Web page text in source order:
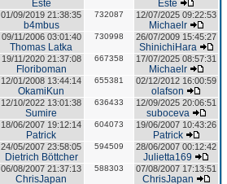
Este Este
01/09/2019 21:38:35
b4mbus
732087 12/07/2025 09:22:53
Michaelr
09/11/2006 03:01:40
Thomas Latka
730998 26/07/2009 15:45:27
ShinichiHara
19/11/2020 21:37:08
Floriboman
667358 17/07/2025 08:57:31
Michaelr
12/01/2008 13:44:14
OkamiKun
655381 02/12/2012 16:00:59
olafson
12/10/2022 13:01:38
Sumire
636433 12/09/2025 20:06:51
suboceva
18/06/2007 19:12:14
Patrick
604073 19/06/2007 10:43:26
Patrick
24/05/2007 23:58:05
Dietrich Böttcher
594509 28/06/2007 00:12:42
Julietta169
06/08/2007 21:37:13
ChrisJapan
588303 07/08/2007 17:13:51
ChrisJapan